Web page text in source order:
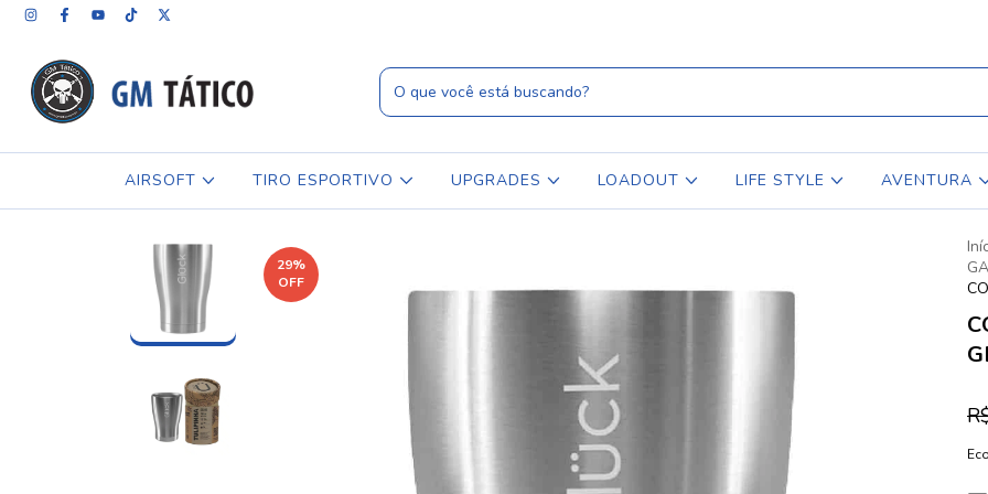
AIRSOFT TIRO ESPORTIVO UPGRADES LOADOUT LIFE STYLE AVENTURA
29%
OFF